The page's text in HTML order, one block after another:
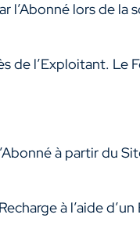
l’Abonné lors de la
de l’Exploitant. Le
à partir du
à l’aide